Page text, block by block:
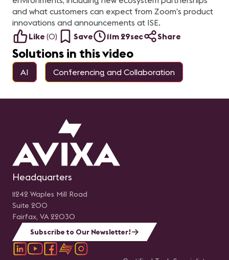
experiencia adecuada al
usuario. Presentado por:
Rodolfo Castro Aguilar, Sr
Engineer Unified
Communications en
Newtech
Senior para Sistemas
Integrados en Yamaki
SAS, Ana María Ortiz
Gerente de proyectos en
Channels Media y Ana
María Restrepo, Regional
manager – Andean and
South Central America
Patrocinado por: Q-SYS
and what customers can expect from Zoom’s product
innovations and announcements at ISE.
Like (0) Save 11m 29sec Share
Solutions in this video
AI Conferencing and Collaboration
Headquarters
11242 Waples Mill Road
Suite 200
Fairfax, VA 22030
Subscribe to Our Newsletter!